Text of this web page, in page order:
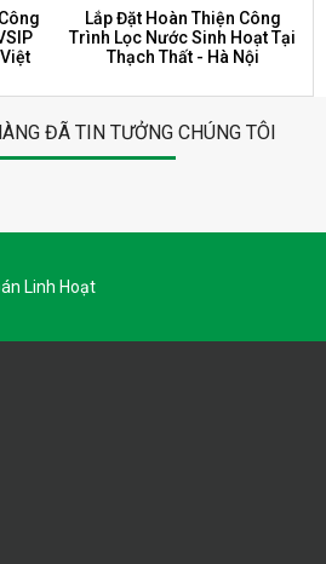
Lắp Đặt Hoàn Thiện Công
Trình Lọc Nước Sinh Hoạt Tại
Thạch Thất - Hà Nội
ĐÃ TIN TƯỞNG CHÚNG TÔI
Linh Hoạt